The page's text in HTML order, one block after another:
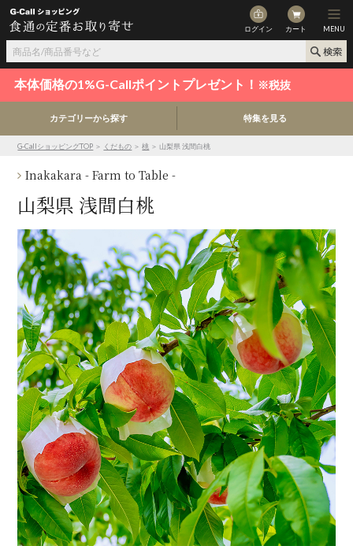
ログイン カート MENU
本体価格の1%G-Callポイントプレゼント！ ※税抜
カテゴリーから探す 特集を見る
G-CallショッピングTOP ＞ くだもの ＞桃 ＞ 山梨県 浅間白桃
Inakakara - Farm to Table -
山梨県 浅間白桃